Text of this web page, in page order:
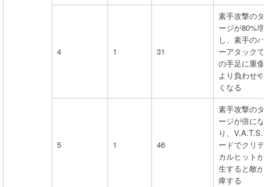
4 1 31
素手攻撃の
ージが80%
し、素手の
ーアタック
の手足に重
より負わせ
くなる
5 1 46
素手攻撃の
ージが倍にな
り、V.A.T.S.
ードでクリ
カルヒット
生すると敵
痺する